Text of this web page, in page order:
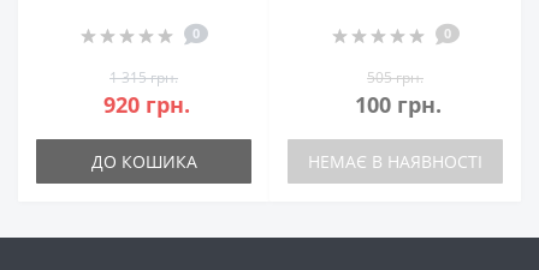
0
1 315 грн.
920 грн.
ДО КОШИКА
0
505 грн.
100 грн.
НЕМАЄ В НАЯВНОСТІ